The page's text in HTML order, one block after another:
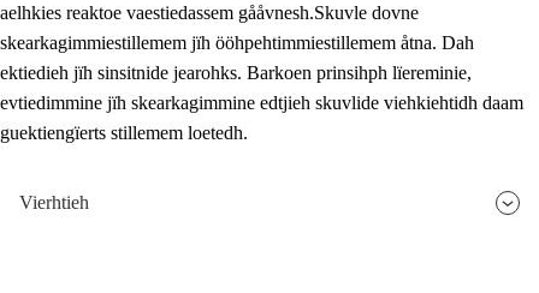
aelhkies reaktoe vaestiedassem gååvnesh.Skuvle dovne
skearkagimmiestillemem jïh ööhpehtimmiestillemem åtna. Dah
ektiedieh jïh sinsitnide jearohks. Barkoen prinsihph lïereminie,
evtiedimmine jïh skearkagimmine edtjieh skuvlide viehkiehtidh daam
guektiengïerts stillemem loetedh.
Vierhtieh